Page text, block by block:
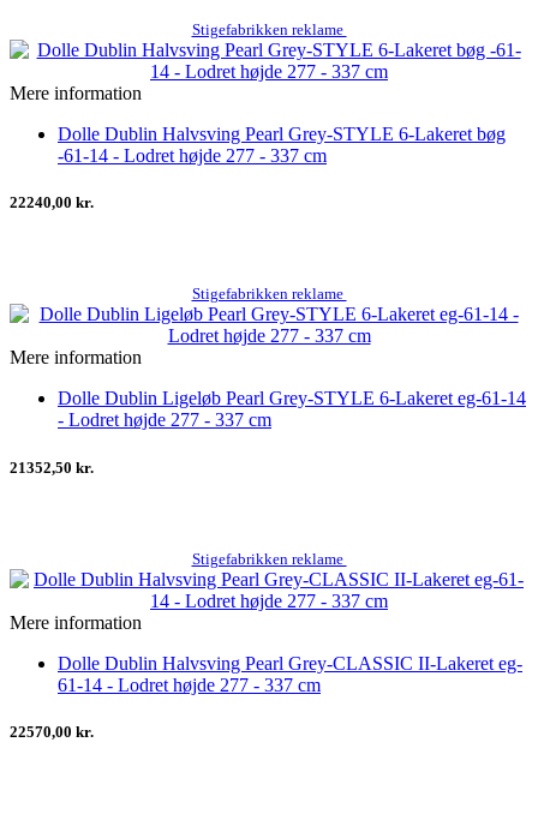
Stigefabrikken reklame
Mere information
Dolle Dublin Halvsving Pearl Grey-STYLE 6-Lakeret bøg
-61-14 - Lodret højde 277 - 337 cm
22240,00 kr.
Stigefabrikken reklame
Mere information
Dolle Dublin Ligeløb Pearl Grey-STYLE 6-Lakeret eg-61-14
- Lodret højde 277 - 337 cm
21352,50 kr.
Stigefabrikken reklame
Mere information
Dolle Dublin Halvsving Pearl Grey-CLASSIC II-Lakeret eg-
61-14 - Lodret højde 277 - 337 cm
22570,00 kr.